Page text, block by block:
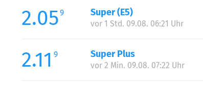
2.059 Super (E5)
vor 1 Std. 09.08. 06:21 Uhr
2.11 9 Super Plus
vor 2 Min. 09.08. 07:22 Uhr